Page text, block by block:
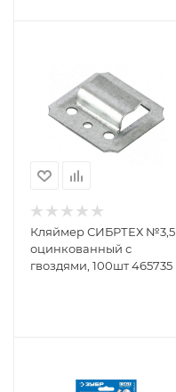
Кляймер СИБРТЕХ №3,5
оцинкованный с
гвоздями, 100шт 465735